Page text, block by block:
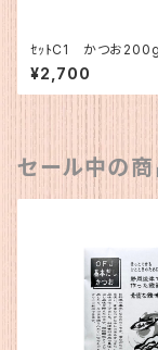
ｾｯﾄC1 かつお200g
易1
¥2,700
セール中の